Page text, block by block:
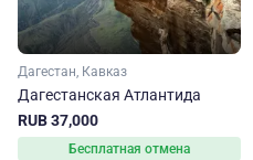
Дагестан, Кавказ
Дагестанская Атлантида
RUB 37,000
Бесплатная отмена